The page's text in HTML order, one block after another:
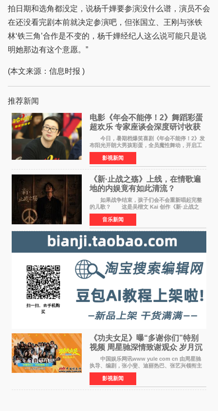
拍日期和选角都没定，说杨千嬅要参演没什么谱，演员不会
在还没看完剧本前就决定参演吧，但张国立、王刚与张铁
林‘铁三角’合作是不变的，杨千嬅经纪人这么说可能只是说
明她那边有这个意愿。”
(本文来源：信息时报 )
推荐新闻
电影《年会不能停！2》舞蹈彩蛋
超欢乐 专家座谈会深度研讨收获
满满
今日，暑期档爆笑喜剧《年会不能停！2》发
布阳光开朗大男孩彩蛋，全员魔性舞动，开启工
位狂欢模式。影片于昨日同步举办专家座谈会，
导演董润年、总制片人应萝佳出席现场，与一众
业内、学界专家
影视新闻
《新·止战之殇》上线，在情歌遍
地的内娱竟有如此清流？
如果战争结束，孩子们会不会重新唱起完整
的儿歌？ 这是吴楷文 Kai 创作《新·止战之
殇》时最初的想法。 从伊朗相关冲突引发的
地区局势，到世界各地仍在发生的动荡与不安，
战争从来不只
音乐新闻
《功夫女足》曝“多谢你们”特别
视频 周星驰深情致谢观众 岁月沉
淀不灭初心
中国娱乐网讯www yule com cn 由周星驰
执导、编剧，张小斐、迪丽热巴、张艺兴领衔主
演，刘嘉玲、佐藤健特别出演，艾米、雪野、蔡
思贝、胡予安、倪好特别介绍的喜剧电影《功夫
女足》释出多谢你
影视新闻